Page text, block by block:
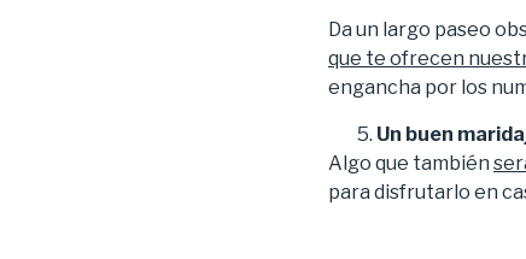
Da un largo paseo
que te ofrecen
engancha por los
Un buen
Algo que también
para disfrutarlo en